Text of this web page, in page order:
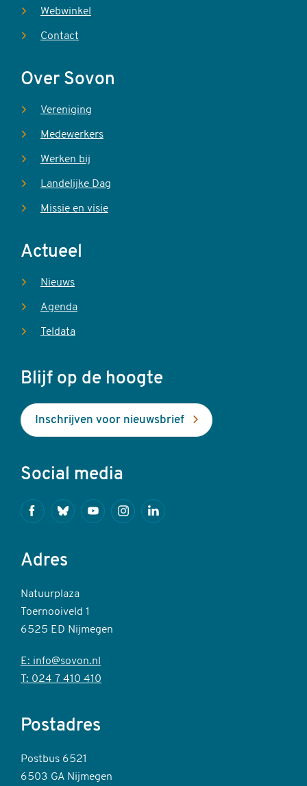
Webwinkel
Contact
Over Sovon
Vereniging
Medewerkers
Werken bij
Landelijke Dag
Missie en visie
Actueel
Nieuws
Agenda
Teldata
Blijf op de hoogte
Inschrijven voor nieuwsbrief
Social media
FacebookBlueskyYoutubeInstagramLinkedin
Adres
Natuurplaza
Toernooiveld 1
6525 ED Nijmegen
E: info@sovon.nl
T: 024 7 410 410
Postadres
Postbus 6521
6503 GA Nijmegen